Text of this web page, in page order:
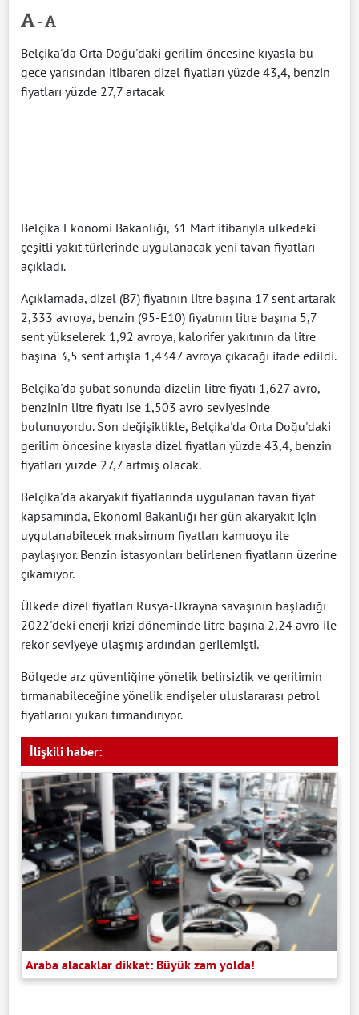
-
Belçika'da Orta Doğu'daki gerilim öncesine kıyasla bu
gece yarısından itibaren dizel fiyatları yüzde 43,4, benzin
fiyatları yüzde 27,7 artacak
Belçika Ekonomi Bakanlığı, 31 Mart itibarıyla ülkedeki
çeşitli yakıt türlerinde uygulanacak yeni tavan fiyatları
açıkladı.
Açıklamada, dizel (B7) fiyatının litre başına 17 sent artarak
2,333 avroya, benzin (95-E10) fiyatının litre başına 5,7
sent yükselerek 1,92 avroya, kalorifer yakıtının da litre
başına 3,5 sent artışla 1,4347 avroya çıkacağı ifade edildi.
Belçika'da şubat sonunda dizelin litre fiyatı 1,627 avro,
benzinin litre fiyatı ise 1,503 avro seviyesinde
bulunuyordu. Son değişiklikle, Belçika'da Orta Doğu'daki
gerilim öncesine kıyasla dizel fiyatları yüzde 43,4, benzin
fiyatları yüzde 27,7 artmış olacak.
Belçika'da akaryakıt fiyatlarında uygulanan tavan fiyat
kapsamında, Ekonomi Bakanlığı her gün akaryakıt için
uygulanabilecek maksimum fiyatları kamuoyu ile
paylaşıyor. Benzin istasyonları belirlenen fiyatların üzerine
çıkamıyor.
Ülkede dizel fiyatları Rusya-Ukrayna savaşının başladığı
2022'deki enerji krizi döneminde litre başına 2,24 avro ile
rekor seviyeye ulaşmış ardından gerilemişti.
Bölgede arz güvenliğine yönelik belirsizlik ve gerilimin
tırmanabileceğine yönelik endişeler uluslararası petrol
fiyatlarını yukarı tırmandırıyor.
İlişkili haber:
Araba alacaklar dikkat: Büyük zam yolda!